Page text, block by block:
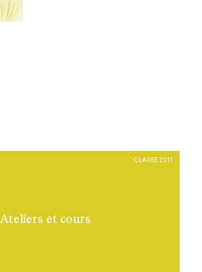
Ateliers et cours
CLASSE 2011